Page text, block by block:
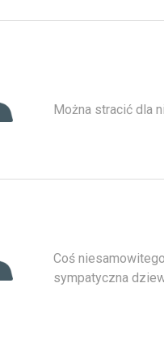
Można stracić dla
Coś
sympatyczna